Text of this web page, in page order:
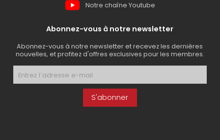
Notre chaîne Youtube
Abonnez-vous à notre newsletter
Abonnez-vous à notre newsletter et recevez les dernières
nouvelles, et profitez d'offres exclusives pour les membres.
S'abonner